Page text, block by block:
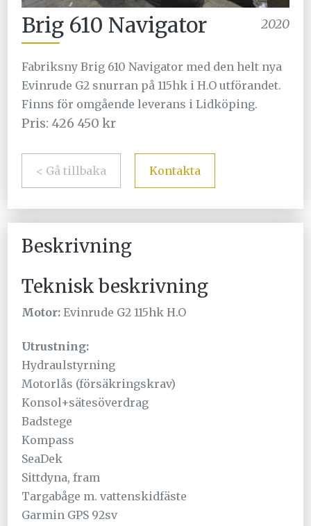
Brig 610 Navigator 2020
Fabriksny Brig 610 Navigator med den helt nya
Evinrude G2 snurran på 115hk i H.O utförandet.
Finns för omgående leverans i Lidköping.
Pris: 426 450 kr
< Gå tillbaka Kontakta
Beskrivning
Teknisk beskrivning
Motor: Evinrude G2 115hk H.O
Utrustning:
Hydraulstyrning
Motorlås (försäkringskrav)
Konsol+sätesöverdrag
Badstege
Kompass
SeaDek
Sittdyna, fram
Targabåge m. vattenskidfäste
Garmin GPS 92sv